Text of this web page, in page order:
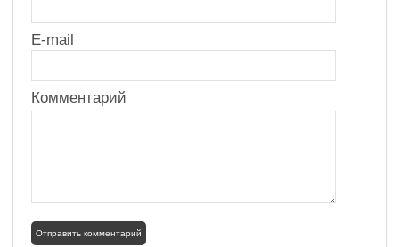
E-mail
Комментарий